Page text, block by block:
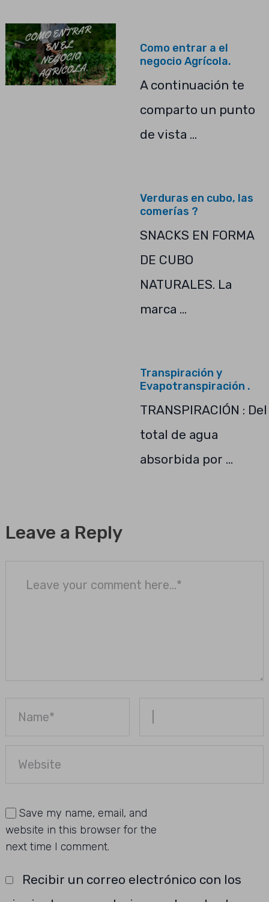
Como entrar a el
negocio Agrícola.
A continuación te
comparto un punto
de vista …
Verduras en cubo, las
comerías ?
SNACKS EN FORMA
DE CUBO
NATURALES. La
marca …
Transpiración y
Evapotranspiración .
TRANSPIRACIÓN : Del
total de agua
absorbida por …
Leave a Reply
Save my name, email, and
website in this browser for the
next time I comment.
Recibir un correo electrónico con los